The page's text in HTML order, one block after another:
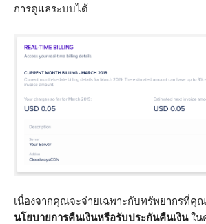
การดูแลระบบได้
เนื่องจากคุณจะจ่ายเฉพาะกับทรัพยากรที่คุ
นโยบายการคืนเงินหรือรับประกันคืนเงินใน